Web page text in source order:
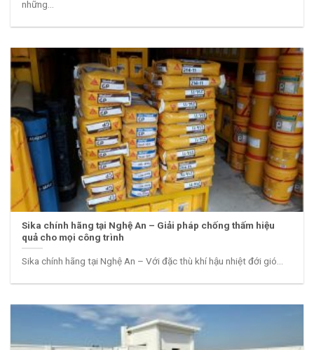
những...
Sika chính hãng tại Nghệ An – Giải pháp chống thấm hiệu
quả cho mọi công trình
Sika chính hãng tại Nghệ An – Với đặc thù khí hậu nhiệt đới gió...